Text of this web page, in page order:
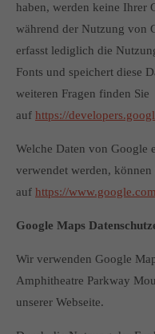
haben, werden keine Ihrer
während der Nutzung von
erfasst lediglich die
Fonts und speichert diese
weiteren Fragen finden Sie
auf https://
Welche Daten von Google
verwendet werden, können
auf https://
Google Maps
Wir verwenden Google
Amphitheatre Parkway
unserer Webseite.